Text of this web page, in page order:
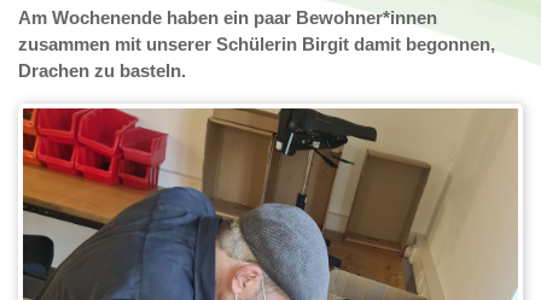
Am Wochenende haben ein paar Bewohner*innen
zusammen mit unserer Schülerin Birgit damit begonnen,
Drachen zu basteln.